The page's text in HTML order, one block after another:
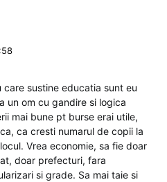
sustine educatia sunt eu
un om cu gandire si logica
mai bune pt burse erai utile,
ca cresti numarul de copii la
Vrea economie, sa fie doar
doar prefecturi, fara
si grade. Sa mai taie si